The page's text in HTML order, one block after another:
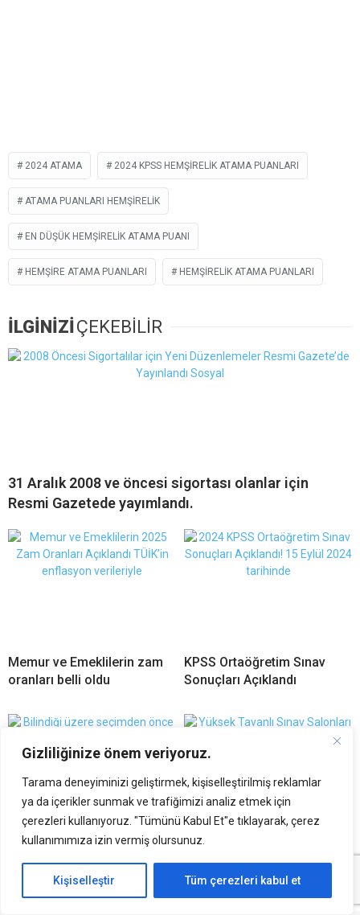
Gizliliğinize önem veriyoruz.
Tarama deneyiminizi geliştirmek, kişiselleştirilmiş reklamlar
ya da içerikler sunmak ve trafiğimizi analiz etmek için
çerezleri kullanıyoruz. "Tümünü Kabul Et"e tıklayarak, çerez
kullanımımıza izin vermiş olursunuz.
Kişiselleştir Tüm çerezleri kabul et
2024 ATAMA 2024 KPSS HEMŞIRELIK ATAMA PUANLARI
ATAMA PUANLARI HEMŞIRELIK
EN DÜŞÜK HEMŞIRELIK ATAMA PUANI
HEMŞIRE ATAMA PUANLARI HEMŞIRELIK ATAMA PUANLARI
İLGİNİZİ ÇEKEBİLİR
31 Aralık 2008 ve öncesi sigortası olanlar için
Resmi Gazetede yayımlandı.
Memur ve Emeklilerin zam
oranları belli oldu
KPSS Ortaöğretim Sınav
Sonuçları Açıklandı
Öğretmenlik Mülakatları Ne
Zaman Kalkacak
Sınav Performansınızı
Girdiğiniz Ortam
Etkiliyormuş